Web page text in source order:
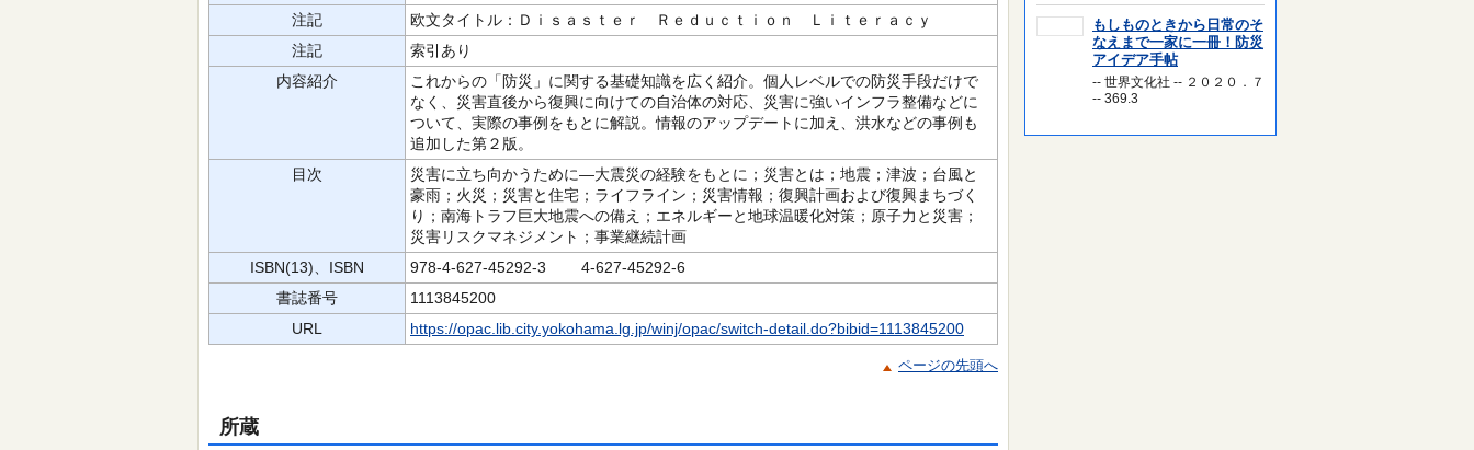
注記
欧文タイトル：Ｄｉｓａｓｔｅｒ Ｒｅｄｕｃｔｉｏｎ Ｌｉｔｅｒａｃｙ
注記
索引あり
内容紹介
これからの「防災」に関する基礎知識を広く紹介。個人レベルでの防災手段だけで
なく、災害直後から復興に向けての自治体の対応、災害に強いインフラ整備などに
ついて、実際の事例をもとに解説。情報のアップデートに加え、洪水などの事例も
追加した第２版。
目次
災害に立ち向かうために―大震災の経験をもとに；災害とは；地震；津波；台風と
豪雨；火災；災害と住宅；ライフライン；災害情報；復興計画および復興まちづく
り；南海トラフ巨大地震への備え；エネルギーと地球温暖化対策；原子力と災害；
災害リスクマネジメント；事業継続計画
ISBN(13)、ISBN
978-4-627-45292-3 4-627-45292-6
書誌番号
1113845200
URL
https://opac.lib.city.yokohama.lg.jp/winj/opac/switch-detail.do?bibid=1113845200
ページの先頭へ
所蔵
もしものときから日常のそ
なえまで一家に一冊！防災
アイデア手帖
-- 世界文化社 -- ２０２０．７
-- 369.3